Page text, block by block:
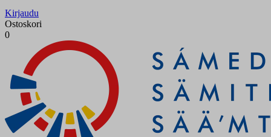
Kirjaudu
Ostoskori
0